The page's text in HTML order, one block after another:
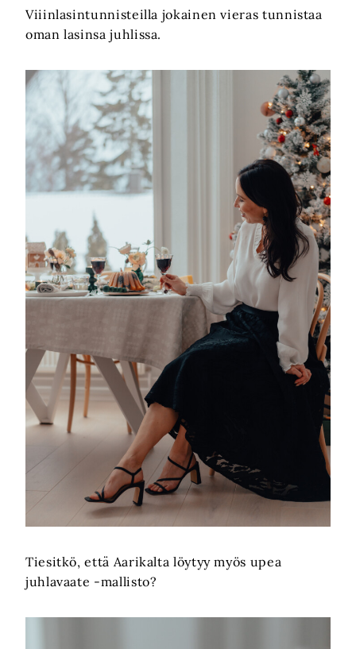
Viiinlasintunnisteilla jokainen vieras tunnistaa
oman lasinsa juhlissa.
Tiesitkö, että Aarikalta löytyy myös upea
juhlavaate -mallisto?